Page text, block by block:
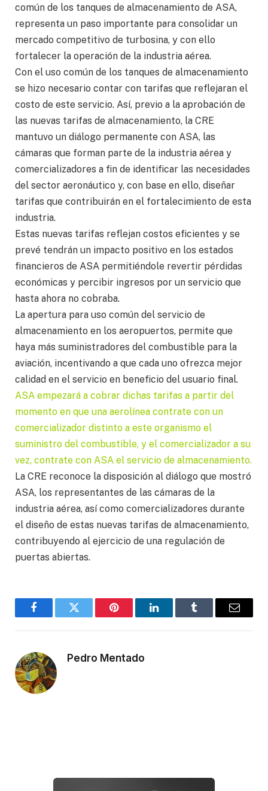
común de los tanques de almacenamiento de ASA,
representa un paso importante para consolidar un
mercado competitivo de turbosina, y con ello
fortalecer la operación de la industria aérea.
Con el uso común de los tanques de almacenamiento
se hizo necesario contar con tarifas que reflejaran el
costo de este servicio. Así, previo a la aprobación de
las nuevas tarifas de almacenamiento, la CRE
mantuvo un diálogo permanente con ASA, las
cámaras que forman parte de la industria aérea y
comercializadores a fin de identificar las necesidades
del sector aeronáutico y, con base en ello, diseñar
tarifas que contribuirán en el fortalecimiento de esta
industria.
Estas nuevas tarifas reflejan costos eficientes y se
prevé tendrán un impacto positivo en los estados
financieros de ASA permitiéndole revertir pérdidas
económicas y percibir ingresos por un servicio que
hasta ahora no cobraba.
La apertura para uso común del servicio de
almacenamiento en los aeropuertos, permite que
haya más suministradores del combustible para la
aviación, incentivando a que cada uno ofrezca mejor
calidad en el servicio en beneficio del usuario final.
ASA empezará a cobrar dichas tarifas a partir del
momento en que una aerolínea contrate con un
comercializador distinto a este organismo el
suministro del combustible, y el comercializador a su
vez, contrate con ASA el servicio de almacenamiento.
La CRE reconoce la disposición al diálogo que mostró
ASA, los representantes de las cámaras de la
industria aérea, así como comercializadores durante
el diseño de estas nuevas tarifas de almacenamiento,
contribuyendo al ejercicio de una regulación de
puertas abiertas.
FacebookTwitter Pinterest LinkedInTumblr Email
Pedro Mentado